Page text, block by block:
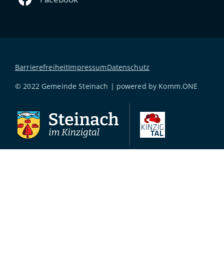
BarrierefreiheitImpressumDatenschutz
© 2022 Gemeinde Steinach | powered by Komm.ONE